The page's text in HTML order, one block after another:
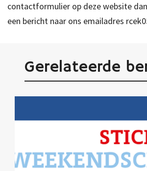
contactformulier op deze website
een bericht naar ons emailadres
Gerelateerde